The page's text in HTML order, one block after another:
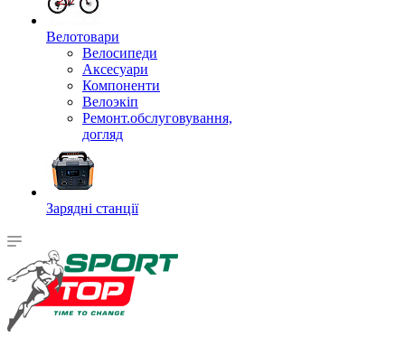
Велотовари
Велосипеди
Аксесуари
Компоненти
Велоэкіп
Ремонт.обслуговування,
догляд
Зарядні станції